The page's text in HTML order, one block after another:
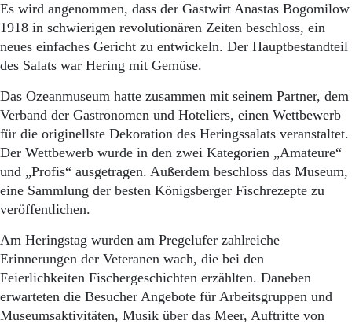
Es wird angenommen, dass der Gastwirt Anastas Bogomilow
1918 in schwierigen revolutionären Zeiten beschloss, ein
neues einfaches Gericht zu entwickeln. Der Hauptbestandteil
des Salats war Hering mit Gemüse.
Das Ozeanmuseum hatte zusammen mit seinem Partner, dem
Verband der Gastronomen und Hoteliers, einen Wettbewerb
für die originellste Dekoration des Heringssalats veranstaltet.
Der Wettbewerb wurde in den zwei Kategorien „Amateure“
und „Profis“ ausgetragen. Außerdem beschloss das Museum,
eine Sammlung der besten Königsberger Fischrezepte zu
veröffentlichen.
Am Heringstag wurden am Pregelufer zahlreiche
Erinnerungen der Veteranen wach, die bei den
Feierlichkeiten Fischergeschichten erzählten. Daneben
erwarteten die Besucher Angebote für Arbeitsgruppen und
Museumsaktivitäten, Musik über das Meer, Auftritte von